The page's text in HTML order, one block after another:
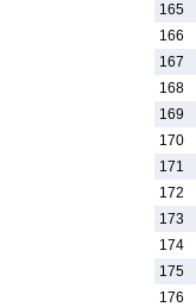
165
166
167
168
169
170
171
172
173
174
175
176